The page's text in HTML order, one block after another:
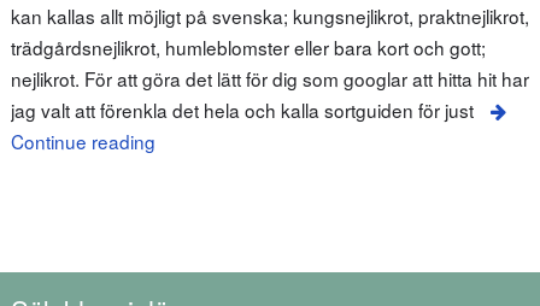
kan kallas allt möjligt på svenska; kungsnejlikrot, praktnejlikrot,
trädgårdsnejlikrot, humleblomster eller bara kort och gott;
nejlikrot. För att göra det lätt för dig som googlar att hitta hit har
jag valt att förenkla det hela och kalla sortguiden för just
Continue reading